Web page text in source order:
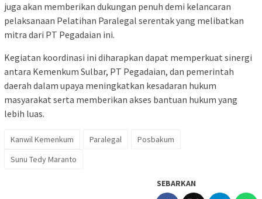
juga akan memberikan dukungan penuh demi kelancaran
pelaksanaan Pelatihan Paralegal serentak yang melibatkan
mitra dari PT Pegadaian ini.
Kegiatan koordinasi ini diharapkan dapat memperkuat sinergi
antara Kemenkum Sulbar, PT Pegadaian, dan pemerintah
daerah dalam upaya meningkatkan kesadaran hukum
masyarakat serta memberikan akses bantuan hukum yang
lebih luas.
Kanwil Kemenkum Paralegal
Posbakum
Sunu Tedy Maranto
SEBARKAN